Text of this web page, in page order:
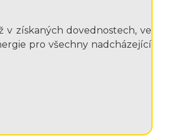
získaných dovednostech, ve
pro všechny nadcházející